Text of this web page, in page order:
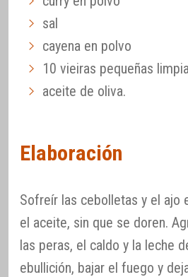
sal
cayena en polvo
10 vieiras pequeñas
aceite de oliva.
Elaboración
Sofreír las cebolletas y el ajo
el aceite, sin que se doren.
las peras, el caldo y la leche
ebullición, bajar el fuego y